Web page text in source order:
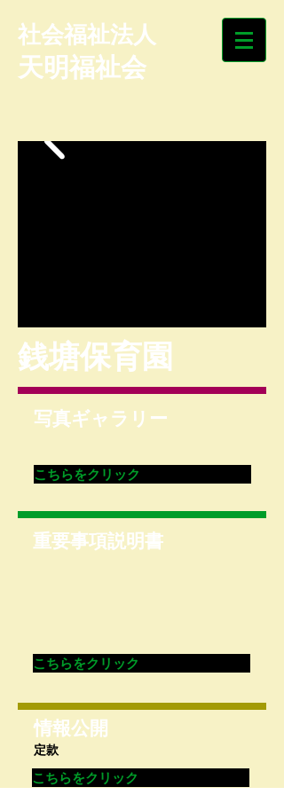
​社会福祉法人
天明福祉会
​写真ギャラリー
こちらをクリック
こちらをクリック
重要事項説明書
こちらをクリック
情報公開
​定款
​銭塘保育園